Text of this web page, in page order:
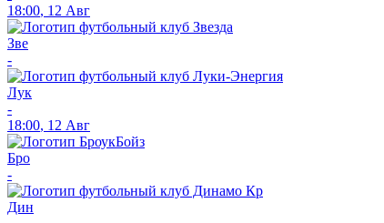
18:00, 12 Авг
Зве
-
Лук
-
18:00, 12 Авг
Бро
-
Дин